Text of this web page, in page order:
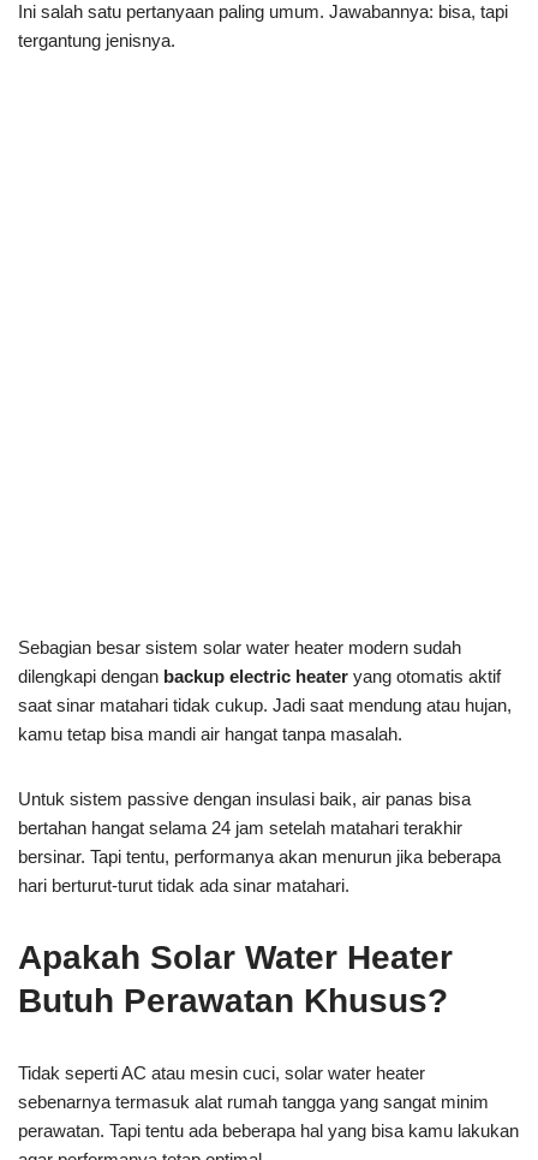
Ini salah satu pertanyaan paling umum. Jawabannya: bisa, tapi
tergantung jenisnya.
Sebagian besar sistem solar water heater modern sudah
dilengkapi dengan backup electric heater yang otomatis aktif
saat sinar matahari tidak cukup. Jadi saat mendung atau hujan,
kamu tetap bisa mandi air hangat tanpa masalah.
Untuk sistem passive dengan insulasi baik, air panas bisa
bertahan hangat selama 24 jam setelah matahari terakhir
bersinar. Tapi tentu, performanya akan menurun jika beberapa
hari berturut-turut tidak ada sinar matahari.
Apakah Solar Water Heater
Butuh Perawatan Khusus?
Tidak seperti AC atau mesin cuci, solar water heater
sebenarnya termasuk alat rumah tangga yang sangat minim
perawatan. Tapi tentu ada beberapa hal yang bisa kamu lakukan